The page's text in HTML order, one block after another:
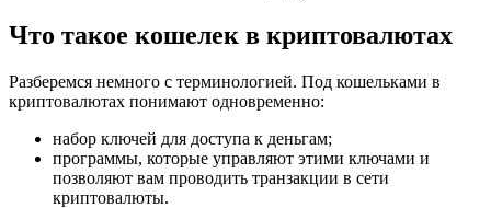
Что такое кошелек в криптовалютах
Разберемся немного с терминологией. Под кошельками в
криптовалютах понимают одновременно:
набор ключей для доступа к деньгам;
программы, которые управляют этими ключами и
позволяют вам проводить транзакции в сети
криптовалюты.